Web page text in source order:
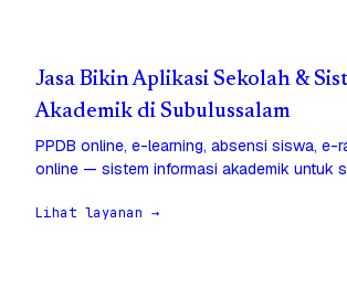
Jasa Bikin Aplikasi Sekolah &
Akademik di Subulussalam
PPDB online, e-learning, absensi siswa, e-
online — sistem informasi akademik untuk
Lihat layanan →